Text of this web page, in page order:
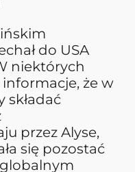
do USA
niektórych
że w
składać
przez Alyse,
się pozostać